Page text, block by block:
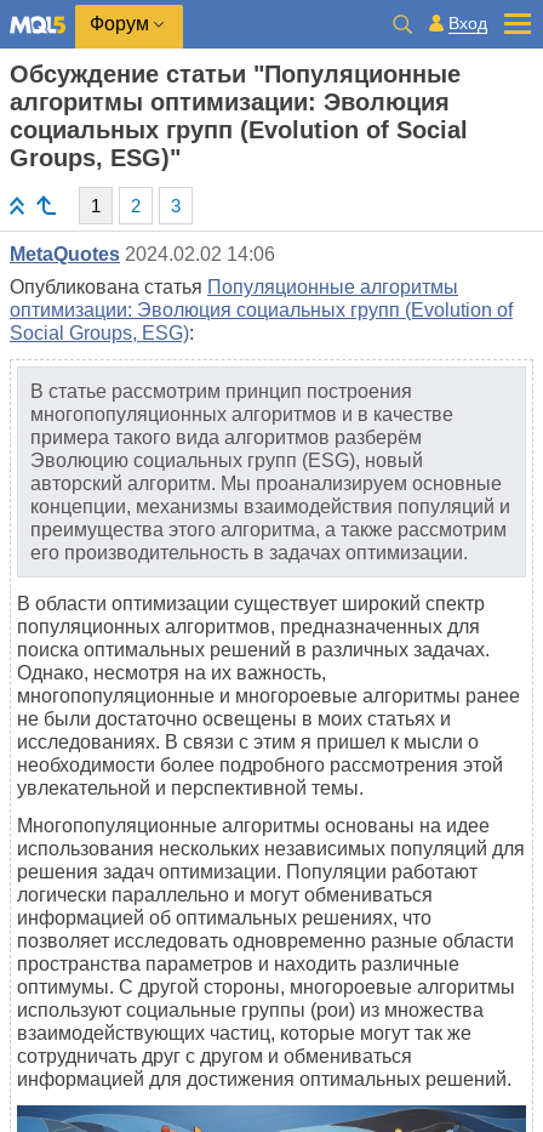
Форум Вход
Обсуждение статьи "Популяционные
алгоритмы оптимизации: Эволюция
социальных групп (Evolution of Social
Groups, ESG)"
1 2 3
MetaQuotes 2024.02.02 14:06
Опубликована статья Популяционные алгоритмы
оптимизации: Эволюция социальных групп (Evolution of
Social Groups, ESG):
В статье рассмотрим принцип построения
многопопуляционных алгоритмов и в качестве
примера такого вида алгоритмов разберём
Эволюцию социальных групп (ESG), новый
авторский алгоритм. Мы проанализируем основные
концепции, механизмы взаимодействия популяций и
преимущества этого алгоритма, а также рассмотрим
его производительность в задачах оптимизации.
В области оптимизации существует широкий спектр
популяционных алгоритмов, предназначенных для
поиска оптимальных решений в различных задачах.
Однако, несмотря на их важность,
многопопуляционные и многороевые алгоритмы ранее
не были достаточно освещены в моих статьях и
исследованиях. В связи с этим я пришел к мысли о
необходимости более подробного рассмотрения этой
увлекательной и перспективной темы.
Многопопуляционные алгоритмы основаны на идее
использования нескольких независимых популяций для
решения задач оптимизации. Популяции работают
логически параллельно и могут обмениваться
информацией об оптимальных решениях, что
позволяет исследовать одновременно разные области
пространства параметров и находить различные
оптимумы. С другой стороны, многороевые алгоритмы
используют социальные группы (рои) из множества
взаимодействующих частиц, которые могут так же
сотрудничать друг с другом и обмениваться
информацией для достижения оптимальных решений.